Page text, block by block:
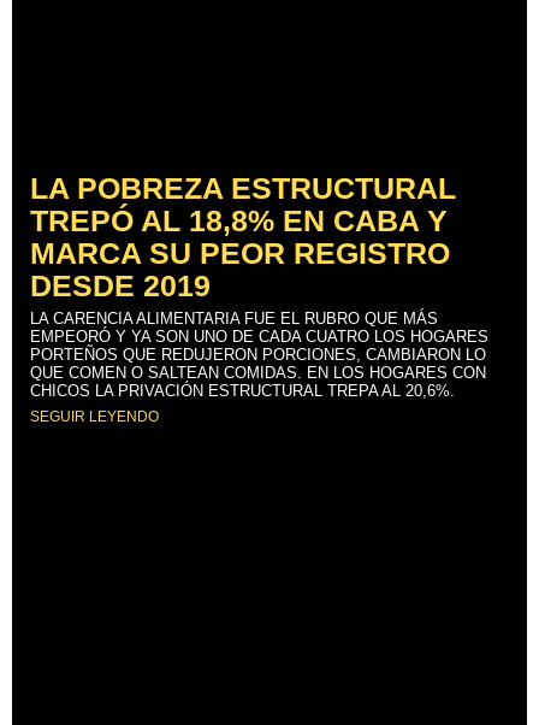
LA POBREZA ESTRUCTURAL
TREPÓ AL 18,8% EN CABA Y
MARCA SU PEOR REGISTRO
DESDE 2019
LA CARENCIA ALIMENTARIA FUE EL RUBRO QUE MÁS
EMPEORÓ Y YA SON UNO DE CADA CUATRO LOS HOGARES
PORTEÑOS QUE REDUJERON PORCIONES, CAMBIARON LO
QUE COMEN O SALTEAN COMIDAS. EN LOS HOGARES CON
CHICOS LA PRIVACIÓN ESTRUCTURAL TREPA AL 20,6%.
SEGUIR LEYENDO